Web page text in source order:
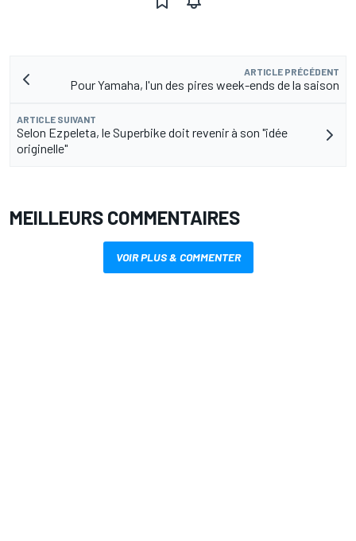
ARTICLE PRÉCÉDENT
Pour Yamaha, l'un des pires week-ends de la saison
ARTICLE SUIVANT
Selon Ezpeleta, le Superbike doit revenir à son "idée
originelle"
MEILLEURS COMMENTAIRES
VOIR PLUS & COMMENTER